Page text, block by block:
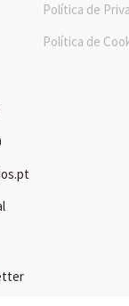
Política de
Política de